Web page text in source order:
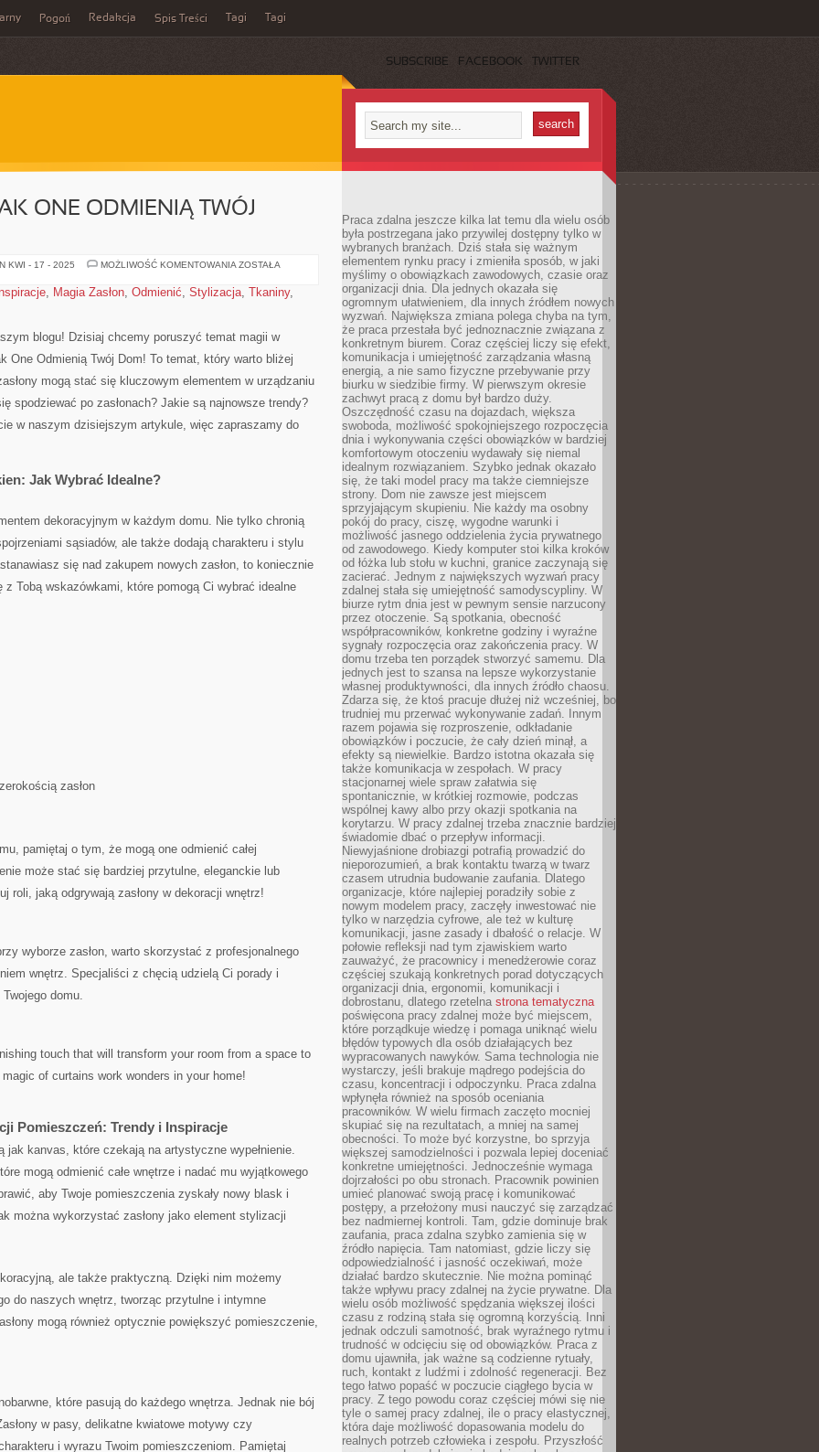
Pogoń Redakcja Spis Treści Tagi Tagi
SUBSCRIBE FACEBOOK TWITTER
ONE ODMIENIĄ TWÓJ
KWI - 17 - 2025 MOŻLIWOŚĆ KOMENTOWANIA MAGIA
ONE
ZOSTAŁA
, Magia Zasłon, Odmienić, Stylizacja, Tkaniny,
blogu! Dzisiaj chcemy poruszyć temat⁤ magii w
One Odmienią Twój Dom! To temat, który warto bliżej
mogą stać się kluczowym elementem⁢ w urządzaniu
‌spodziewać po zasłonach? Jakie są ⁣najnowsze trendy?
w naszym ⁤dzisiejszym ‌artykule, więc zapraszamy do⁤
​Jak Wybrać Idealne?
dekoracyjnym w każdym domu. ⁣Nie tylko chronią
sąsiadów, ale także dodają ⁣charakteru i stylu
się nad zakupem ‌nowych zasłon, to koniecznie
Tobą wskazówkami, które pomogą Ci wybrać idealne
zasłon
pamiętaj ⁢o⁣ tym, że mogą one odmienić całej
może stać się bardziej przytulne,⁣ eleganckie lub
‌roli, jaką odgrywają zasłony w dekoracji wnętrz!
wyborze zasłon, ⁣warto skorzystać z profesjonalnego
wnętrz. Specjaliści z chęcią​ udzielą Ci porady i
domu.
touch that will transform your room from a space to
of curtains work wonders in your home!
Pomieszczeń: Trendy i Inspiracje
kanvas, które czekają na artystyczne wypełnienie.
mogą odmienić całe wnętrze⁣ i nadać mu wyjątkowego
aby Twoje pomieszczenia zyskały nowy blask i
można wykorzystać zasłony ​jako element stylizacji
ale⁤ także⁢ praktyczną. Dzięki‍ nim możemy
do naszych wnętrz, tworząc przytulne i intymne
mogą ⁢również optycznie powiększyć pomieszczenie,
które pasują do każdego wnętrza. Jednak nie bój
w pasy, delikatne kwiatowe⁣ motywy czy
i wyrazu Twoim ⁤pomieszczeniom. Pamiętaj
Praca zdalna jeszcze kilka lat temu dla wielu osób
była postrzegana jako przywilej dostępny tylko w
wybranych branżach. Dziś stała się ważnym
elementem rynku pracy i zmieniła sposób, w jaki
myślimy o obowiązkach zawodowych, czasie oraz
organizacji dnia. Dla jednych okazała się
ogromnym ułatwieniem, dla innych źródłem nowych
wyzwań. Największa zmiana polega chyba na tym,
że praca przestała być jednoznacznie związana z
konkretnym biurem. Coraz częściej liczy się efekt,
komunikacja i umiejętność zarządzania własną
energią, a nie samo fizyczne przebywanie przy
biurku w siedzibie firmy. W pierwszym okresie
zachwyt pracą z domu był bardzo duży.
Oszczędność czasu na dojazdach, większa
swoboda, możliwość spokojniejszego rozpoczęcia
dnia i wykonywania części obowiązków w bardziej
komfortowym otoczeniu wydawały się niemal
idealnym rozwiązaniem. Szybko jednak okazało
się, że taki model pracy ma także ciemniejsze
strony. Dom nie zawsze jest miejscem
sprzyjającym skupieniu. Nie każdy ma osobny
pokój do pracy, ciszę, wygodne warunki i
możliwość jasnego oddzielenia życia prywatnego
od zawodowego. Kiedy komputer stoi kilka kroków
od łóżka lub stołu w kuchni, granice zaczynają się
zacierać. Jednym z największych wyzwań pracy
zdalnej stała się umiejętność samodyscypliny. W
biurze rytm dnia jest w pewnym sensie narzucony
przez otoczenie. Są spotkania, obecność
współpracowników, konkretne godziny i wyraźne
sygnały rozpoczęcia oraz zakończenia pracy. W
domu trzeba ten porządek stworzyć samemu. Dla
jednych jest to szansa na lepsze wykorzystanie
własnej produktywności, dla innych źródło chaosu.
Zdarza się, że ktoś pracuje dłużej niż wcześniej, bo
trudniej mu przerwać wykonywanie zadań. Innym
razem pojawia się rozproszenie, odkładanie
obowiązków i poczucie, że cały dzień minął, a
efekty są niewielkie. Bardzo istotna okazała się
także komunikacja w zespołach. W pracy
stacjonarnej wiele spraw załatwia się
spontanicznie, w krótkiej rozmowie, podczas
wspólnej kawy albo przy okazji spotkania na
korytarzu. W pracy zdalnej trzeba znacznie bardziej
świadomie dbać o przepływ informacji.
Niewyjaśnione drobiazgi potrafią prowadzić do
nieporozumień, a brak kontaktu twarzą w twarz
czasem utrudnia budowanie zaufania. Dlatego
organizacje, które najlepiej poradziły sobie z
nowym modelem pracy, zaczęły inwestować nie
tylko w narzędzia cyfrowe, ale też w kulturę
komunikacji, jasne zasady i dbałość o relacje. W
połowie refleksji nad tym zjawiskiem warto
zauważyć, że pracownicy i menedżerowie coraz
częściej szukają konkretnych porad dotyczących
organizacji dnia, ergonomii, komunikacji i
dobrostanu, dlatego rzetelna strona tematyczna
poświęcona pracy zdalnej może być miejscem,
które porządkuje wiedzę i pomaga uniknąć wielu
błędów typowych dla osób działających bez
wypracowanych nawyków. Sama technologia nie
wystarczy, jeśli brakuje mądrego podejścia do
czasu, koncentracji i odpoczynku. Praca zdalna
wpłynęła również na sposób oceniania
pracowników. W wielu firmach zaczęto mocniej
skupiać się na rezultatach, a mniej na samej
obecności. To może być korzystne, bo sprzyja
większej samodzielności i pozwala lepiej doceniać
konkretne umiejętności. Jednocześnie wymaga
dojrzałości po obu stronach. Pracownik powinien
umieć planować swoją pracę i komunikować
postępy, a przełożony musi nauczyć się zarządzać
bez nadmiernej kontroli. Tam, gdzie dominuje brak
zaufania, praca zdalna szybko zamienia się w
źródło napięcia. Tam natomiast, gdzie liczy się
odpowiedzialność i jasność oczekiwań, może
działać bardzo skutecznie. Nie można pominąć
także wpływu pracy zdalnej na życie prywatne. Dla
wielu osób możliwość spędzania większej ilości
czasu z rodziną stała się ogromną korzyścią. Inni
jednak odczuli samotność, brak wyraźnego rytmu i
trudność w odcięciu się od obowiązków. Praca z
domu ujawniła, jak ważne są codzienne rytuały,
ruch, kontakt z ludźmi i zdolność regeneracji. Bez
tego łatwo popaść w poczucie ciągłego bycia w
pracy. Z tego powodu coraz częściej mówi się nie
tyle o samej pracy zdalnej, ile o pracy elastycznej,
która daje możliwość dopasowania modelu do
realnych potrzeb człowieka i zespołu. Przyszłość